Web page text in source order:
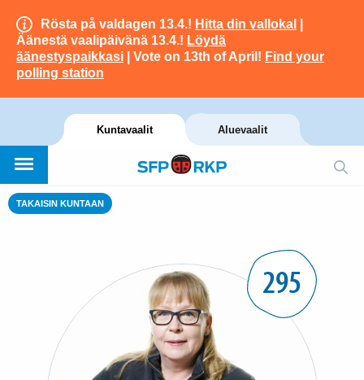
Rösta på valdagen 13.4.! Hitta din vallokal
Äänestä vaalipäivänä 13.4.! Löydä
äänestyspaikkasi | Vote on 13th of April! Find your
polling station
Kuntavaalit Aluevaalit
TAKAISIN KUNTAAN
295